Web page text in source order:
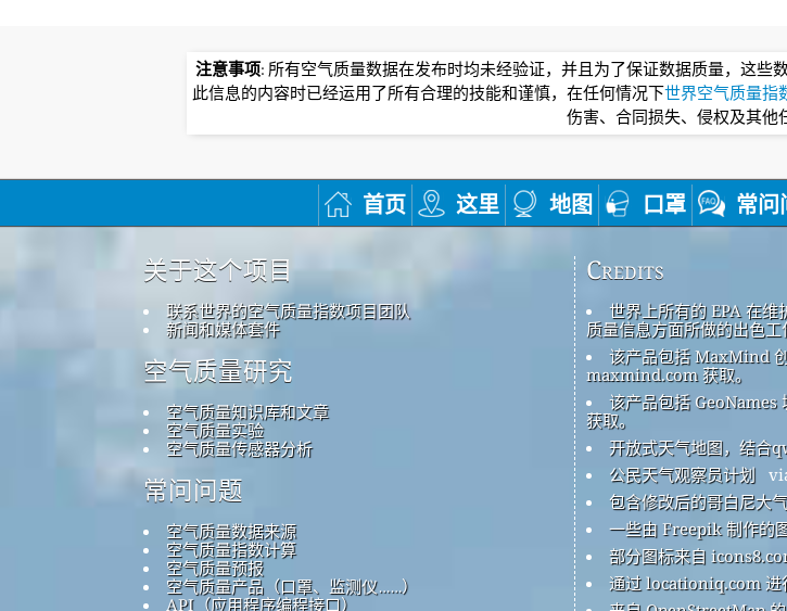
注意事项: 所有空气质量数据在发布时均未经验证，并且为了保证数据质量，这些
此信息的内容时已经运用了所有合理的技能和谨慎，在任何情况下世界空气质量指
伤害、合同损失、侵权及其他
首页 这里 地图 口罩 常问
关于这个项目
联系世界的空气质量指数项目团队
新闻和媒体套件
空气质量研究
空气质量知识库和文章
空气质量实验
空气质量传感器分析
常问问题
空气质量数据来源
空气质量指数计算
空气质量预报
空气质量产品（口罩、监测仪……）
API（应用程序编程接口）
Credits
世界上所有的 EPA 在
质量信息方面所做的出色工
该产品包括 MaxMind
maxmind.com 获取。
该产品包括 GeoNames
获取。
开放式天气地图，结合
公民天气观察员计划
包含修改后的哥白尼大
一些由 Freepik 制作的
部分图标来自
通过 locationiq.com 进